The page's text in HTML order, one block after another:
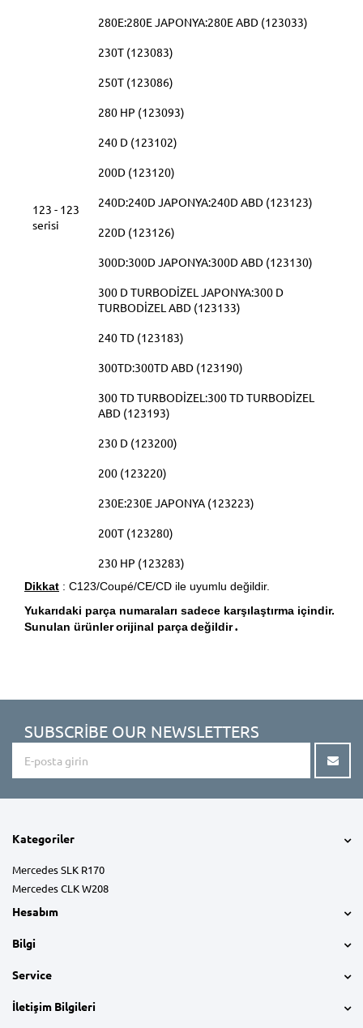
123 - 123
serisi
280E:280E JAPONYA:280E ABD (123033)
230T (123083)
250T (123086)
280 HP (123093)
240 D (123102)
200D (123120)
240D:240D JAPONYA:240D ABD (123123)
220D (123126)
300D:300D JAPONYA:300D ABD (123130)
300 D TURBODİZEL JAPONYA:300 D
TURBODİZEL ABD (123133)
240 TD (123183)
300TD:300TD ABD (123190)
300 TD TURBODİZEL:300 TD TURBODİZEL
ABD (123193)
230 D (123200)
200 (123220)
230E:230E JAPONYA (123223)
200T (123280)
230 HP (123283)
Dikkat : C123/Coupé/CE/CD ile uyumlu değildir.
Yukarıdaki parça numaraları sadece karşılaştırma içindir.
Sunulan ürünlerorijinal parçadeğildir.
SUBSCRIBE OUR NEWSLETTERS
Kategoriler
Mercedes SLK R170
Mercedes CLK W208
Hesabım
Bilgi
Service
İletişim Bilgileri